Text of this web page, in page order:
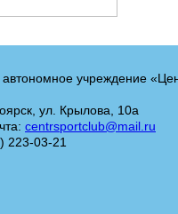
учреждение
ул. Крылова, 10а
centrsportclub@mail.ru
223-03-21